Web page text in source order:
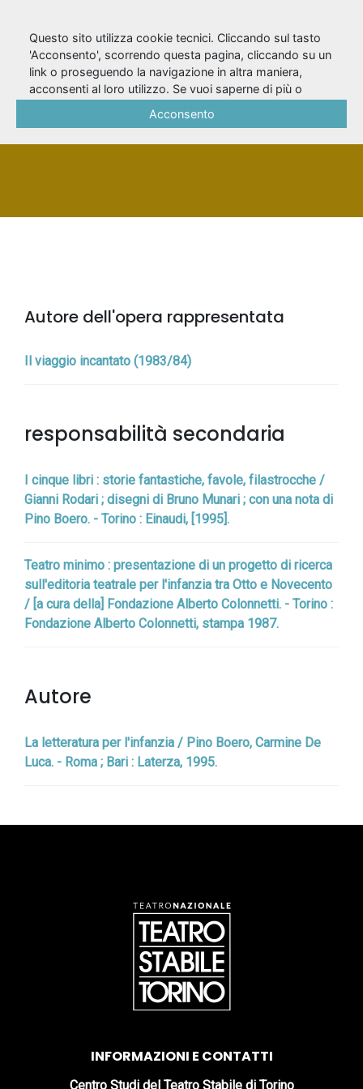
Boero, Pino
PERSONA
Autore dell'opera rappresentata
Il viaggio incantato (1983/84)
responsabilità secondaria
I cinque libri : storie fantastiche, favole, filastrocche /
Gianni Rodari ; disegni di Bruno Munari ; con una nota di
Pino Boero. - Torino : Einaudi, [1995].
Teatro minimo : presentazione di un progetto di ricerca
sull'editoria teatrale per l'infanzia tra Otto e Novecento
/ [a cura della] Fondazione Alberto Colonnetti. - Torino :
Fondazione Alberto Colonnetti, stampa 1987.
Autore
La letteratura per l'infanzia / Pino Boero, Carmine De
Luca. - Roma ; Bari : Laterza, 1995.
INFORMAZIONI E CONTATTI
Centro Studi del Teatro Stabile di Torino
Questo sito utilizza cookie tecnici. Cliccando sul tasto
'Acconsento', scorrendo questa pagina, cliccando su un
link o proseguendo la navigazione in altra maniera,
acconsenti al loro utilizzo. Se vuoi saperne di più o
Acconsento